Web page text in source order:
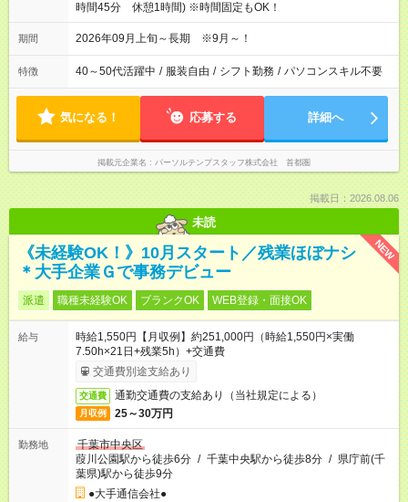
時間45分 休憩1時間) ※時間固定もOK！
期間 2026年09月上旬～長期 ※9月～！
特徴 40～50代活躍中 / 服装自由 / シフト勤務 / パソコンスキル不要
気になる！ 応募する 詳細へ
掲載元企業名 パーソルテンプスタッフ株式会社 首都圏
掲載日：2026.08.06
未読
NEW
《未経験OK！》10月スタート／残業ほぼナシ
＊大手企業Ｇで事務デビュー
派遣 職種未経験OK ブランクOK WEB登録・面接OK
給与
時給1,550円【月収例】約251,000円（時給1,550円×実働
7.50h×21日+残業5h）+交通費
交通費別途支給あり
交通費 通勤交通費の支給あり（当社規定による）
月収例 25～30万円
勤務地
千葉市中央区
葭川公園駅から徒歩6分 / 千葉中央駅から徒歩8分 / 県庁前(千
葉県)駅から徒歩9分
●大手通信会社●